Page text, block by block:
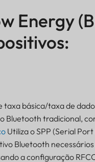
Energy
taxa básica/taxa de
Bluetooth tradicional,
Utiliza o SPP (Serial
Bluetooth
a configuração